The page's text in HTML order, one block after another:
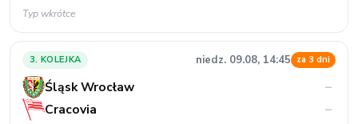
Typ wkrótce
3. KOLEJKA niedz. 09.08, 14:45 za 3 dni
Śląsk Wrocław
–
Cracovia
–